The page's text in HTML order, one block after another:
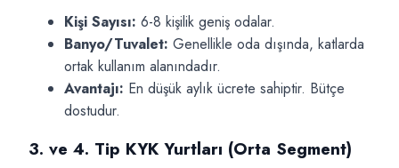
Kişi Sayısı: 6-8 kişilik geniş odalar.
Banyo/Tuvalet: Genellikle oda dışında, katlarda
ortak kullanım alanındadır.
Avantajı: En düşük aylık ücrete sahiptir. Bütçe
dostudur.
3. ve 4. Tip KYK Yurtları (Orta Segment)